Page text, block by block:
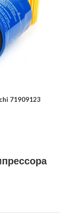
71909123